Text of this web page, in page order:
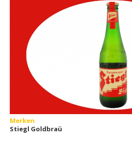
Merken
Stiegl Goldbraü